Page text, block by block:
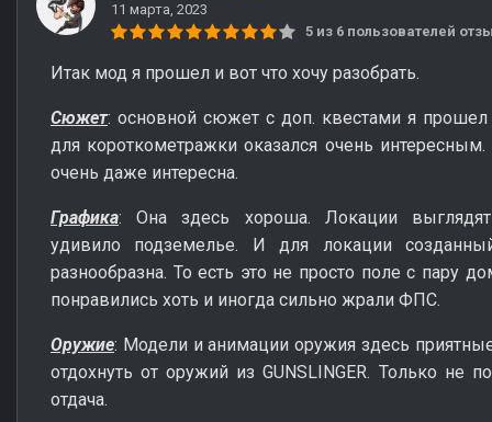
11 марта, 2023
5 из 6 пользователей
Итак мод я прошел и вот что хочу разобрать.
Сюжет: основной сюжет с доп. квестами я
для короткометражки оказался очень
очень даже интересна.
Графика: Она здесь хороша. Локации
удивило подземелье. И для локации
разнообразна. То есть это не просто поле с пару
понравились хоть и иногда сильно жрали ФПС.
Оружие: Модели и анимации оружия здесь
отдохнуть от оружий из GUNSLINGER. Только не
отдача.